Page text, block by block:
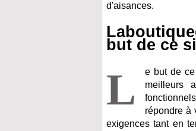
d'aisances.
but de ce
L
e but de
meilleurs
répondre à
exigences tant en